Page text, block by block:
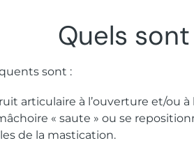
Quels
sont :
articulaire à l’ouverture et/ou
« saute » ou se
de la mastication.